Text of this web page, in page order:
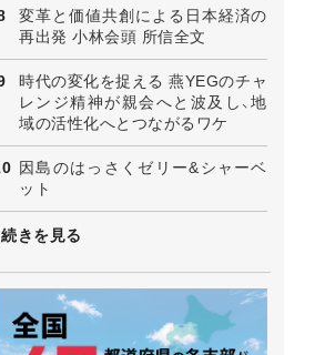
変革と価値共創による日本経済の
再出発 小林会頭 所信全文
時代の変化を捉える 燕YEGのチャ
レンジ精神が親会へと波及し、地
域の活性化へとつながるワケ
因島のはっさくゼリー&シャーベ
ット
続きを見る